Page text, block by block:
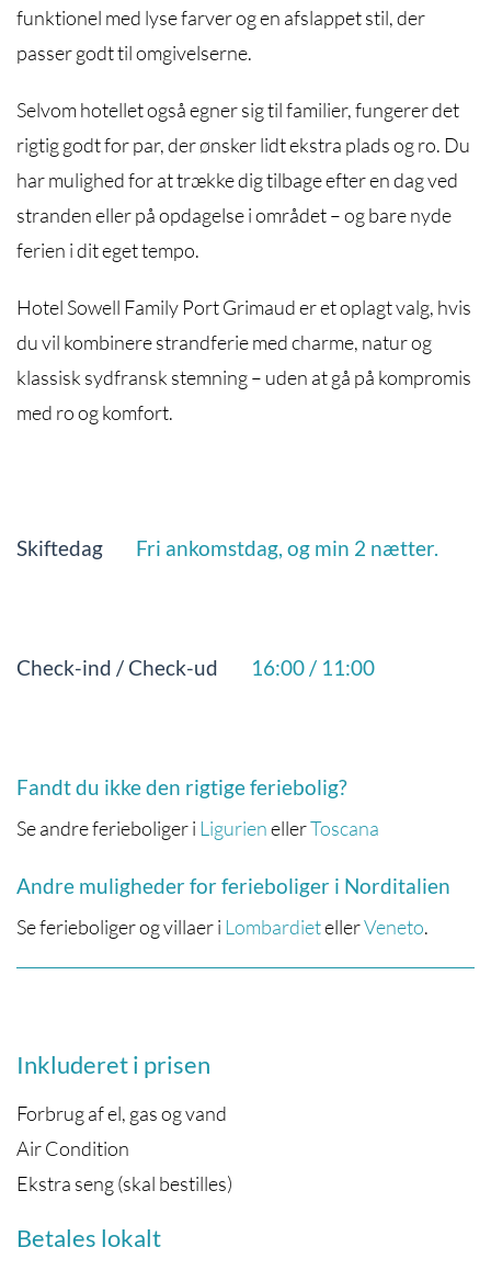
funktionel med lyse farver og en afslappet stil, der
passer godt til omgivelserne.
Selvom hotellet også egner sig til familier, fungerer det
rigtig godt for par, der ønsker lidt ekstra plads og ro. Du
har mulighed for at trække dig tilbage efter en dag ved
stranden eller på opdagelse i området – og bare nyde
ferien i dit eget tempo.
Hotel Sowell Family Port Grimaud er et oplagt valg, hvis
du vil kombinere strandferie med charme, natur og
klassisk sydfransk stemning – uden at gå på kompromis
med ro og komfort.
Skiftedag Fri ankomstdag, og min 2 nætter.
Check-ind / Check-ud 16:00 / 11:00
Fandt du ikke den rigtige feriebolig?
Se andre ferieboliger i LigurienellerToscana
Andre muligheder for ferieboliger i Norditalien
Se ferieboliger og villaer i LombardietellerVeneto.
Inkluderet i prisen
Forbrug af el, gas og vand
Air Condition
Ekstra seng (skal bestilles)
Betales lokalt